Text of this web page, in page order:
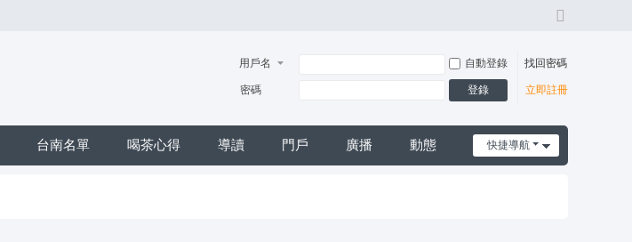
風
格
用戶名 自動登錄 找回密碼
密碼 登錄 立即註冊
快捷導航
台南名單 喝茶心得 導讀 門戶 廣播 動態